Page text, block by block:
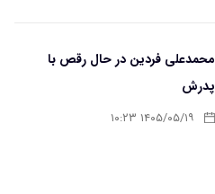
محمدعلی فردین در حال رقص با
پدرش
۱۴۰۵/۰۵/۱۹ ۱۰:۲۳